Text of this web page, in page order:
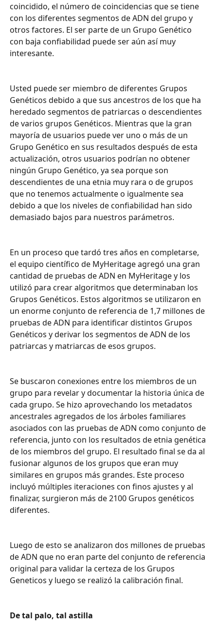
coincidido, el número de coincidencias que se tiene
con los diferentes segmentos de ADN del grupo y
otros factores. El ser parte de un Grupo Genético
con baja confiabilidad puede ser aún así muy
interesante.
Usted puede ser miembro de diferentes Grupos
Genéticos debido a que sus ancestros de los que ha
heredado segmentos de patriarcas o descendientes
de varios grupos Genéticos. Mientras que la gran
mayoría de usuarios puede ver uno o más de un
Grupo Genético en sus resultados después de esta
actualización, otros usuarios podrían no obtener
ningún Grupo Genético, ya sea porque son
descendientes de una etnia muy rara o de grupos
que no tenemos actualmente o igualmente sea
debido a que los niveles de confiabilidad han sido
demasiado bajos para nuestros parámetros.
En un proceso que tardó tres años en completarse,
el equipo científico de MyHeritage agregó una gran
cantidad de pruebas de ADN en MyHeritage y los
utilizó para crear algoritmos que determinaban los
Grupos Genéticos. Estos algoritmos se utilizaron en
un enorme conjunto de referencia de 1,7 millones de
pruebas de ADN para identificar distintos Grupos
Genéticos y derivar los segmentos de ADN de los
patriarcas y matriarcas de esos grupos.
Se buscaron conexiones entre los miembros de un
grupo para revelar y documentar la historia única de
cada grupo. Se hizo aprovechando los metadatos
ancestrales agregados de los árboles familiares
asociados con las pruebas de ADN como conjunto de
referencia, junto con los resultados de etnia genética
de los miembros del grupo. El resultado final se da al
fusionar algunos de los grupos que eran muy
similares en grupos más grandes. Este proceso
incluyó múltiples iteraciones con finos ajustes y al
finalizar, surgieron más de 2100 Grupos genéticos
diferentes.
Luego de esto se analizaron dos millones de pruebas
de ADN que no eran parte del conjunto de referencia
original para validar la certeza de los Grupos
Geneticos y luego se realizó la calibración final.
De tal palo, tal astilla